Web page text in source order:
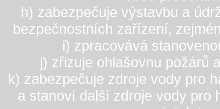
h) zabezpečuje výstavbu a
bezpečnostních zařízení,
i) zpracovává
j) zřizuje ohlašovnu požárů
k) zabezpečuje zdroje vody pro
a stanoví další zdroje vody pro